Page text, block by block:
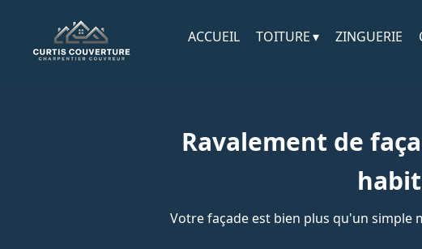
ACCUEIL TOITURE ZINGUERIE
Ravalement de
Votre façade est bien plus qu'un simple